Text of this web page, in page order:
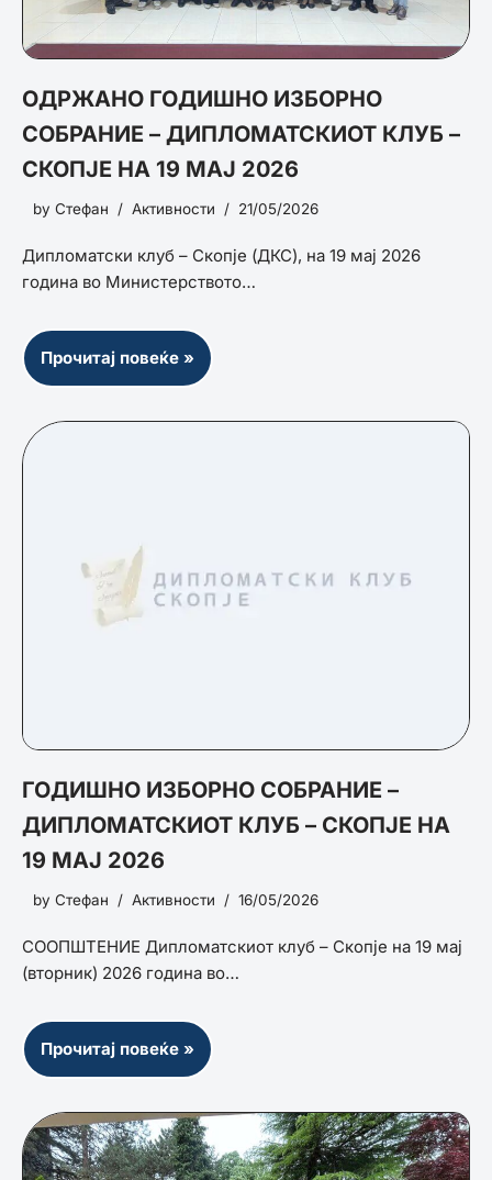
ОДРЖАНО ГОДИШНО ИЗБОРНО
СОБРАНИЕ – ДИПЛОМАТСКИОТ КЛУБ –
СКОПЈЕ НА 19 МАЈ 2026
by Стефан Активности 21/05/2026
Дипломатски клуб – Скопје (ДКС), на 19 мај 2026
година во Министерството…
Прочитај повеќе »
ГОДИШНО ИЗБОРНО СОБРАНИЕ –
ДИПЛОМАТСКИОТ КЛУБ – СКОПЈЕ НА
19 МАЈ 2026
by Стефан Активности 16/05/2026
СООПШТЕНИЕ Дипломатскиот клуб – Скопје на 19 мај
(вторник) 2026 година во…
Прочитај повеќе »